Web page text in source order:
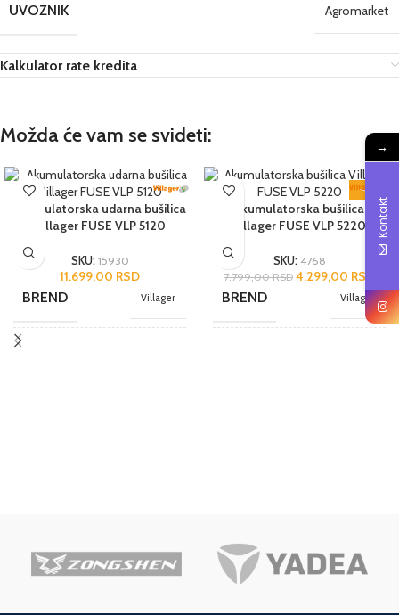
UVOZNIK Agromarket
Kalkulator rate kredita
Možda će vam se svideti:
Akumulatorska udarna bušilica
Villager FUSE VLP 5120
SKU: 15930
11.699,00 RSD
BREND Villager
-45%
Akumulatorska bušilica
Villager FUSE VLP 5220
SKU: 4768
7.799,00RSD 4.299,00 RSD
BREND Villager
→
Kontakt